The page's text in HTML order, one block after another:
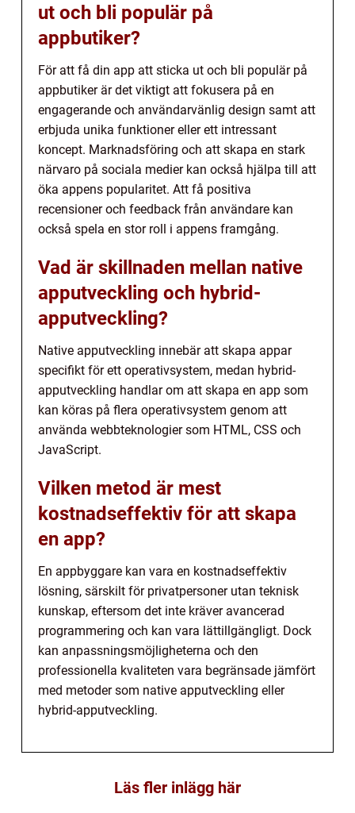
ut och bli populär på
appbutiker?
För att få din app att sticka ut och bli populär på
appbutiker är det viktigt att fokusera på en
engagerande och användarvänlig design samt att
erbjuda unika funktioner eller ett intressant
koncept. Marknadsföring och att skapa en stark
närvaro på sociala medier kan också hjälpa till att
öka appens popularitet. Att få positiva
recensioner och feedback från användare kan
också spela en stor roll i appens framgång.
Vad är skillnaden mellan native
apputveckling och hybrid-
apputveckling?
Native apputveckling innebär att skapa appar
specifikt för ett operativsystem, medan hybrid-
apputveckling handlar om att skapa en app som
kan köras på flera operativsystem genom att
använda webbteknologier som HTML, CSS och
JavaScript.
Vilken metod är mest
kostnadseffektiv för att skapa
en app?
En appbyggare kan vara en kostnadseffektiv
lösning, särskilt för privatpersoner utan teknisk
kunskap, eftersom det inte kräver avancerad
programmering och kan vara lättillgängligt. Dock
kan anpassningsmöjligheterna och den
professionella kvaliteten vara begränsade jämfört
med metoder som native apputveckling eller
hybrid-apputveckling.
Läs fler inlägg här